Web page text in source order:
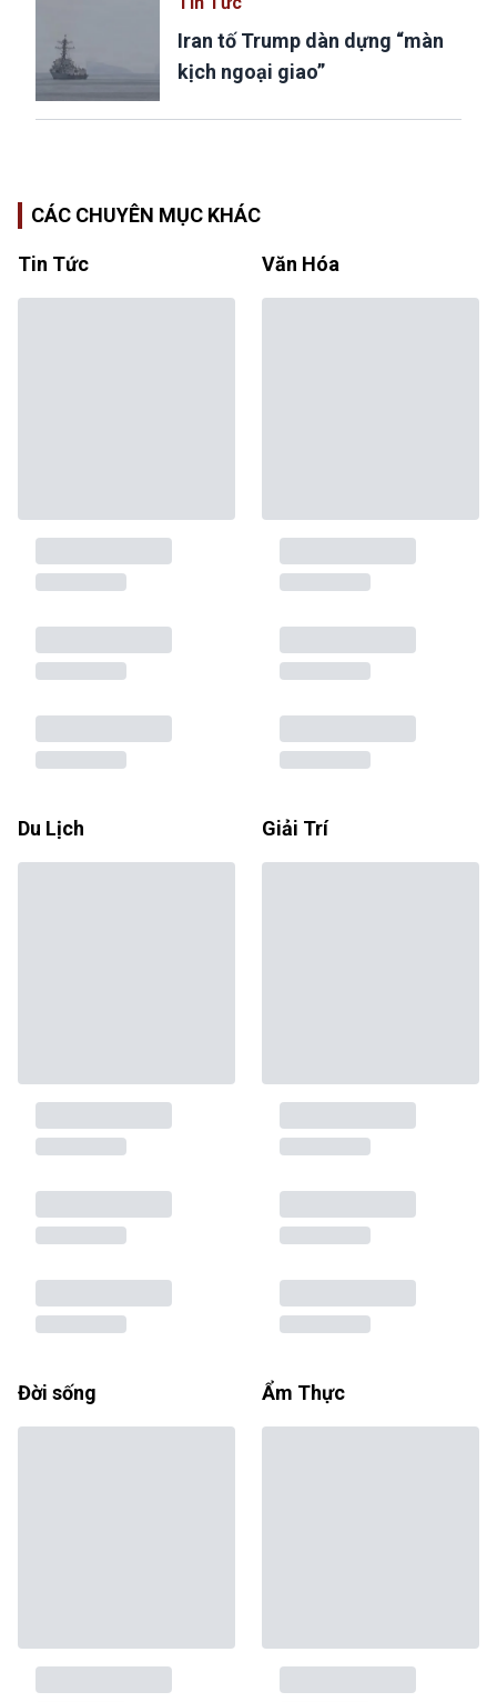
Iran tố Trump dàn dựng “màn
kịch ngoại giao”
CÁC CHUYÊN MỤC KHÁC
Tin Tức Văn Hóa
Du Lịch Giải Trí
Đời sống Ẩm Thực